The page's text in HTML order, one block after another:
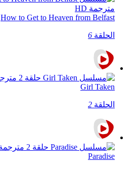
How to Get to Heaven from Belfast
الحلقة 6
Girl Taken
الحلقة 2
Paradise